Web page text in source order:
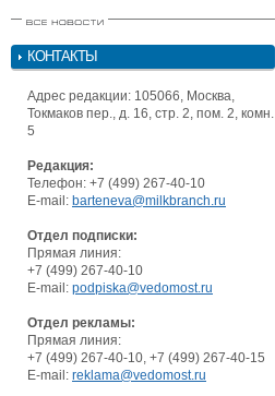
КОНТАКТЫ
Адрес редакции: 105066, Москва,
Токмаков пер., д. 16, стр. 2, пом. 2, комн.
5
Редакция:
Телефон: +7 (499) 267-40-10
E-mail: barteneva@milkbranch.ru
Отдел подписки:
Прямая линия:
+7 (499) 267-40-10
E-mail: podpiska@vedomost.ru
Отдел рекламы:
Прямая линия:
+7 (499) 267-40-10, +7 (499) 267-40-15
E-mail: reklama@vedomost.ru